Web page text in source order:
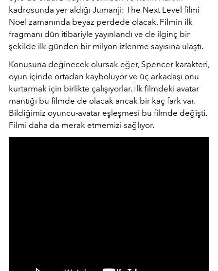
kadrosunda yer aldığı Jumanji: The Next Level filmi
Noel zamanında beyaz perdede olacak. Filmin ilk
fragmanı dün itibariyle yayınlandı ve de ilginç bir
şekilde ilk günden bir milyon izlenme sayısına ulaştı.
Konusuna değinecek olursak eğer, Spencer karakteri,
oyun içinde ortadan kayboluyor ve üç arkadaşı onu
kurtarmak için birlikte çalışıyorlar. İlk filmdeki avatar
mantığı bu filmde de olacak ancak bir kaç fark var.
Bildiğimiz oyuncu-avatar eşleşmesi bu filmde değişti.
Filmi daha da merak etmemizi sağlıyor.